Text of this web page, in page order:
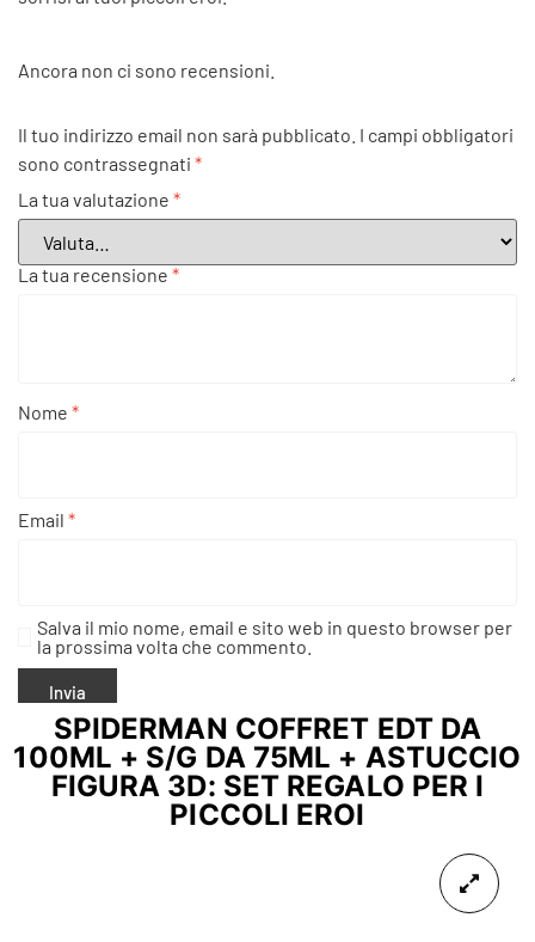
Ancora non ci sono recensioni.
Il tuo indirizzo email non sarà pubblicato. I campi obbligatori
sono contrassegnati *
La tua valutazione *
La tua recensione *
Nome *
Email *
Salva il mio nome, email e sito web in questo browser per
la prossima volta che commento.
SPIDERMAN COFFRET EDT DA
100ML + S/G DA 75ML + ASTUCCIO
FIGURA 3D: SET REGALO PER I
PICCOLI EROI